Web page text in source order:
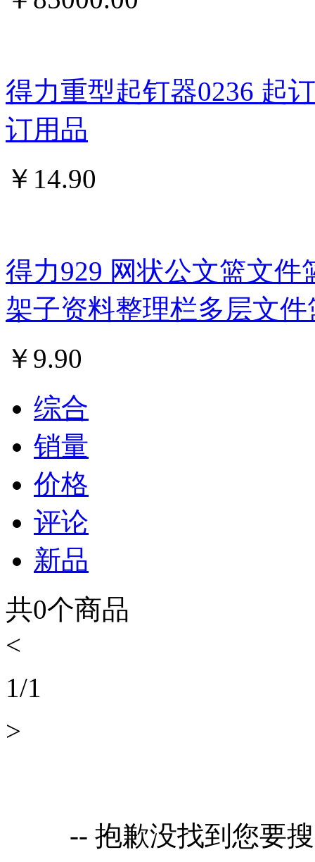
得力重型起钉器0236 起
订用品
￥ 14.90
得力929 网状公文篮文
架子资料整理栏多层文件
￥ 9.90
综合
销量
价格
评论
新品
共0个商品
<
1/1
>
-- 抱歉没找到您要